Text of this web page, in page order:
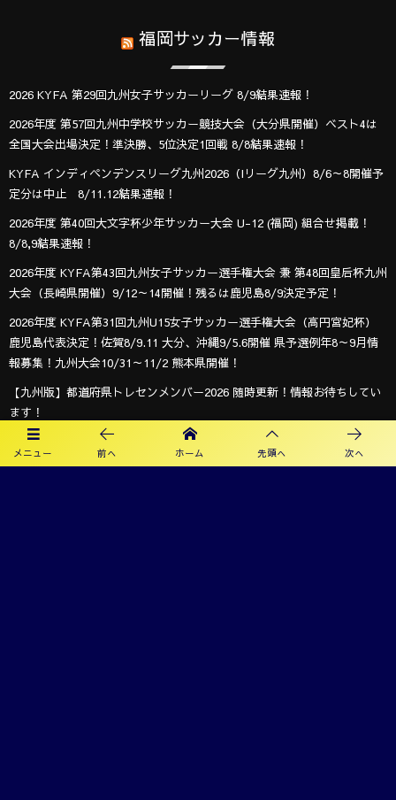
メニュー 前へ ホーム 先頭へ 次へ
福岡サッカー情報
2026 KYFA 第29回九州女子サッカーリーグ 8/9結果速報！
2026年度 第57回九州中学校サッカー競技大会（大分県開催）ベスト4は
全国大会出場決定！準決勝、5位決定1回戦 8/8結果速報！
KYFA インディペンデンスリーグ九州2026（Iリーグ九州）8/6～8開催予
定分は中止 8/11.12結果速報！
2026年度 第40回大文字杯少年サッカー大会 U-12 (福岡) 組合せ掲載！
8/8,9結果速報！
2026年度 KYFA第43回九州女子サッカー選手権大会 兼 第48回皇后杯九州
大会（長崎県開催）9/12～14開催！残るは鹿児島8/9決定予定！
2026年度 KYFA第31回九州U15女子サッカー選手権大会（高円宮妃杯）
鹿児島代表決定！佐賀8/9.11 大分、沖縄9/5.6開催 県予選例年8～9月情
報募集！九州大会10/31～11/2 熊本県開催！
【九州版】都道府県トレセンメンバー2026 随時更新！情報お待ちしてい
ます！
オフィシャルスポンサー